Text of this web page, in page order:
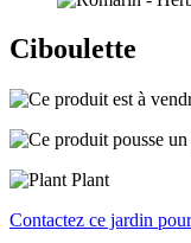
Ciboulette
Plant
Contactez ce jardin